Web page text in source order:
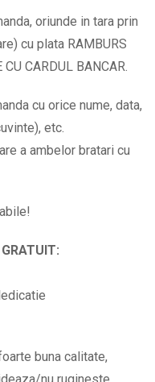
oriunde in tara prin
cu plata RAMBURS
CARDUL BANCAR.
cu orice nume, data,
etc.
a ambelor bratari cu
buna calitate,